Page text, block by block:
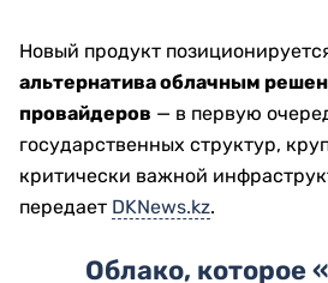
Новый продукт
альтернатива облачным
провайдеров — в первую
государственных структур,
критически важной
передает DKNews.kz.
Облако, которое